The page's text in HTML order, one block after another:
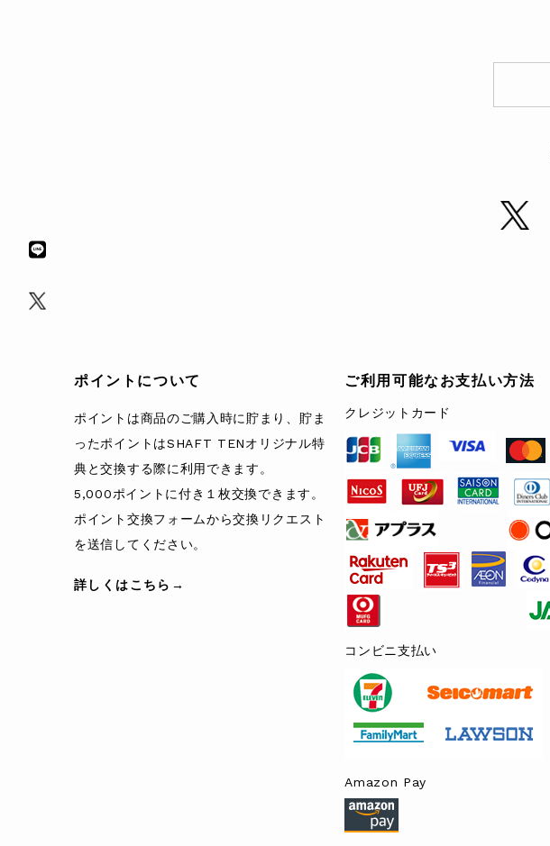
ポイントについて
ポイントは商品のご購入時に貯まり、貯ま
ったポイントはSHAFT TENオリジナル特
典と交換する際に利用できます。
5,000ポイントに付き１枚交換できます。
ポイント交換フォームから交換リクエスト
を送信してください。
詳しくはこちら→
ご利用可能なお支払い方法
クレジットカード
コンビニ支払い
Amazon Pay